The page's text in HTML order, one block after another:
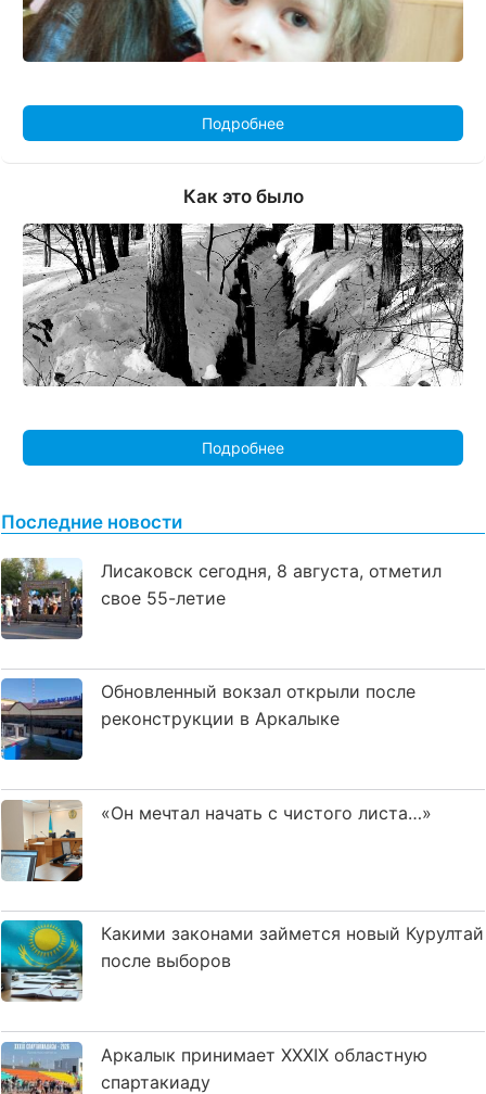
Подробнее
Как это было
Подробнее
Последние новости
Лисаковск сегодня, 8 августа, отметил
свое 55-летие
Обновленный вокзал открыли после
реконструкции в Аркалыке
«Он мечтал начать с чистого листа…»
Какими законами займется новый Курултай
после выборов
Аркалык принимает XXXIX областную
спартакиаду